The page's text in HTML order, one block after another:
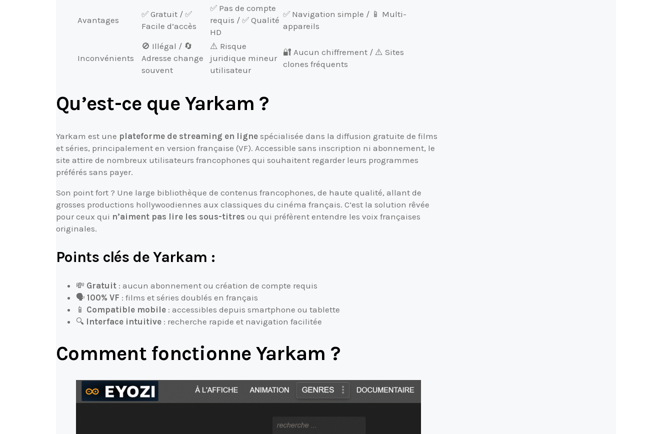
Avantages
✅ Gratuit / ✅
Facile d’accès
✅ Pas de compte
requis / ✅ Qualité
HD
✅ Navigation simple / 📱 Multi-
appareils
Inconvénients
🚫 Illégal / 🔄
Adresse change
souvent
⚠️ Risque
juridique mineur
utilisateur
🔐 Aucun chiffrement / ⚠️ Sites
clones fréquents
Qu’est-ce que Yarkam ?
Yarkam est une plateforme de streaming en ligne spécialisée dans la diffusion gratuite de films
et séries, principalement en version française (VF). Accessible sans inscription ni abonnement, le
site attire de nombreux utilisateurs francophones qui souhaitent regarder leurs programmes
préférés sans payer.
Son point fort ? Une large bibliothèque de contenus francophones, de haute qualité, allant de
grosses productions hollywoodiennes aux classiques du cinéma français. C’est la solution rêvée
pour ceux qui n’aiment pas lire les sous-titres ou qui préfèrent entendre les voix françaises
originales.
Points clés de Yarkam :
💸 Gratuit : aucun abonnement ou création de compte requis
🗣️ 100% VF : films et séries doublés en français
📱 Compatible mobile : accessibles depuis smartphone ou tablette
🔍 Interface intuitive : recherche rapide et navigation facilitée
Comment fonctionne Yarkam ?